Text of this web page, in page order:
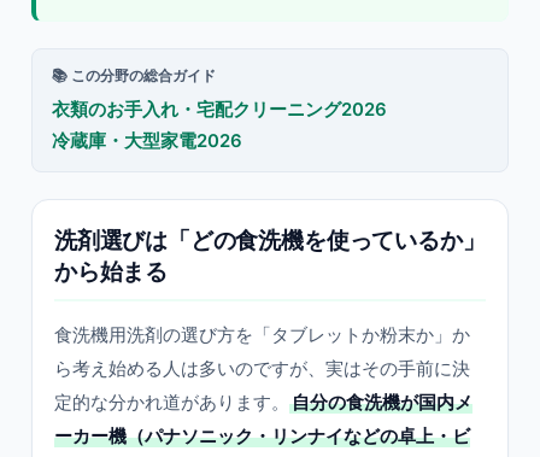
📚 この分野の総合ガイド
衣類のお手入れ・宅配クリーニング2026
冷蔵庫・大型家電2026
洗剤選びは「どの食洗機を使っているか」
から始まる
食洗機用洗剤の選び方を「タブレットか粉末か」か
ら考え始める人は多いのですが、実はその手前に決
定的な分かれ道があります。
自分の食洗機が国内メ
ーカー機（パナソニック・リンナイなどの卓上・ビ